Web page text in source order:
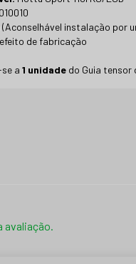
(Aconselhável instalação por
de fabricação
a 1 unidade do Guia tensor
avaliação.